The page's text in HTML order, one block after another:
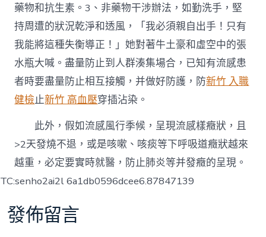
藥物和抗生素。3、非藥物干涉辦法，如勤洗手，堅
持周遭的狀況乾淨和透風，「我必須親自出手！只有
我能將這種失衡導正！」她對著牛土豪和虛空中的張
水瓶大喊。盡量防止到人群湊集場合，已知有流感患
者時要盡量防止相互接觸，并做好防護，防新竹 入職
健檢止新竹 高血壓穿插沾染。
此外，假如流感風行季候，呈現流感樣癥狀，且
>2天發燒不退，或是咳嗽、咳痰等下呼吸道癥狀越來
越重，必定要實時就醫，防止肺炎等并發癥的呈現。
TC:senho2ai2l 6a1db0596dcee6.87847139
發佈留言